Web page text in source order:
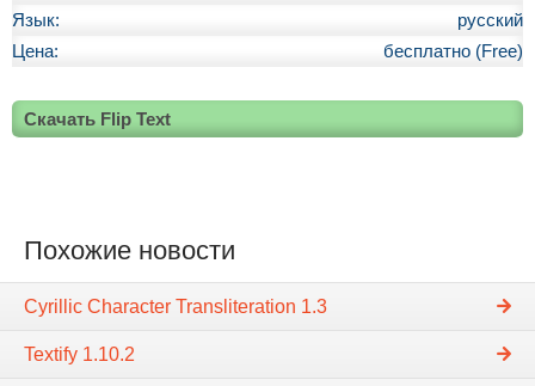
Язык:
русский
Цена:
бесплатно (Free)
Скачать Flip Text
Похожие новости
Cyrillic Character Transliteration 1.3
Textify 1.10.2